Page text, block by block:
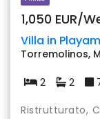
1,050 EUR/
Villa in
Torremolinos,
2 2
Ristrutturato,